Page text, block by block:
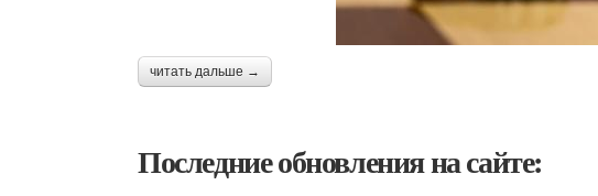
читать дальше →
Последние обновления на сайте: